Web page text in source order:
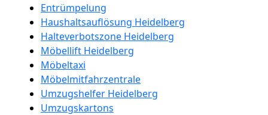
Entrümpelung
Haushaltsauflösung Heidelberg
Halteverbotszone Heidelberg
Möbellift Heidelberg
Möbeltaxi
Möbelmitfahrzentrale
Umzugshelfer Heidelberg
Umzugskartons